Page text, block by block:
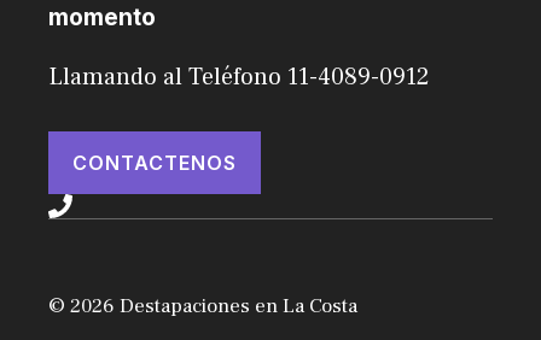
momento
Llamando al Teléfono 11-4089-0912
CONTACTENOS
© 2026 Destapaciones en La Costa